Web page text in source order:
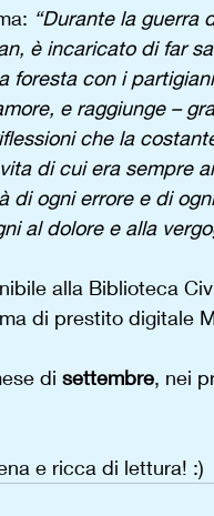
“Durante la guerra
è incaricato di far
foresta con i
e raggiunge –
che la
di cui era sempre
di ogni errore e di
al dolore e alla
alla Biblioteca
di prestito digitale
di settembre, nei
e ricca di lettura! :)